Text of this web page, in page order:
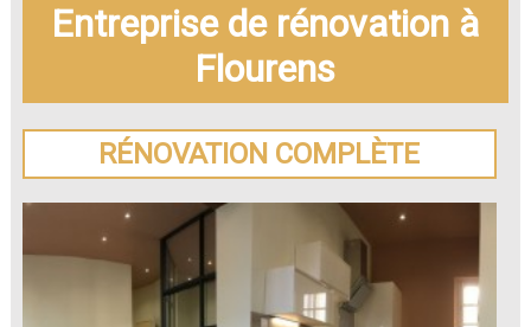
Entreprise de rénovation à
Flourens
RÉNOVATION COMPLÈTE